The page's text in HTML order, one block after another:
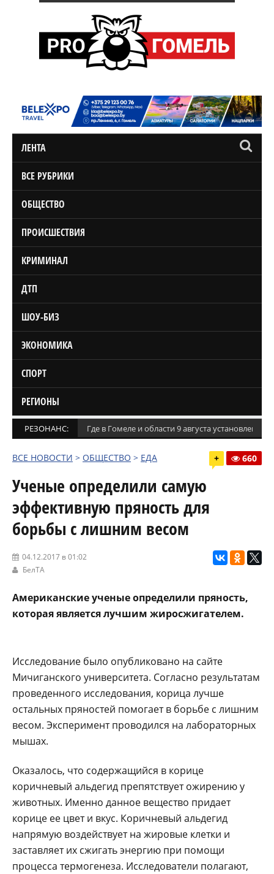
ЛЕНТА
ВСЕ РУБРИКИ
ОБЩЕСТВО
ПРОИСШЕСТВИЯ
КРИМИНАЛ
ДТП
ШОУ-БИЗ
ЭКОНОМИКА
СПОРТ
РЕГИОНЫ
РЕЗОНАНС: Где в Гомеле и области 9 августа установлены
ВСЕ НОВОСТИ > ОБЩЕСТВО > ЕДА + 660
Ученые определили самую
эффективную пряность для
борьбы с лишним весом
04.12.2017 в 01:02
БелТА
Американские ученые определили пряность,
которая является лучшим жиросжигателем.
Исследование было опубликовано на сайте
Мичиганского университета. Согласно результатам
проведенного исследования, корица лучше
остальных пряностей помогает в борьбе с лишним
весом. Эксперимент проводился на лабораторных
мышах.
Оказалось, что содержащийся в корице
коричневый альдегид препятствует ожирению у
животных. Именно данное вещество придает
корице ее цвет и вкус. Коричневый альдегид
напрямую воздействует на жировые клетки и
заставляет их сжигать энергию при помощи
процесса термогенеза. Исследователи полагают,